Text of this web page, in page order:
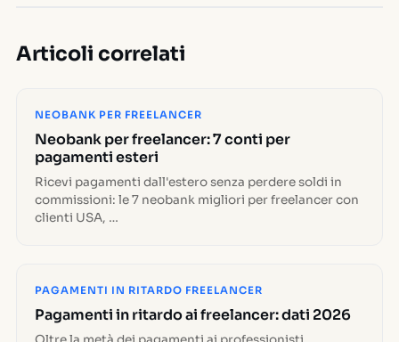
Articoli correlati
NEOBANK PER FREELANCER
Neobank per freelancer: 7 conti per
pagamenti esteri
Ricevi pagamenti dall'estero senza perdere soldi in
commissioni: le 7 neobank migliori per freelancer con
clienti USA, …
PAGAMENTI IN RITARDO FREELANCER
Pagamenti in ritardo ai freelancer: dati 2026